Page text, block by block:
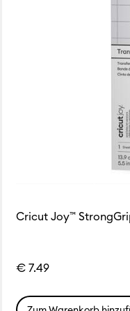
Cricut Joy™
€ 7.49